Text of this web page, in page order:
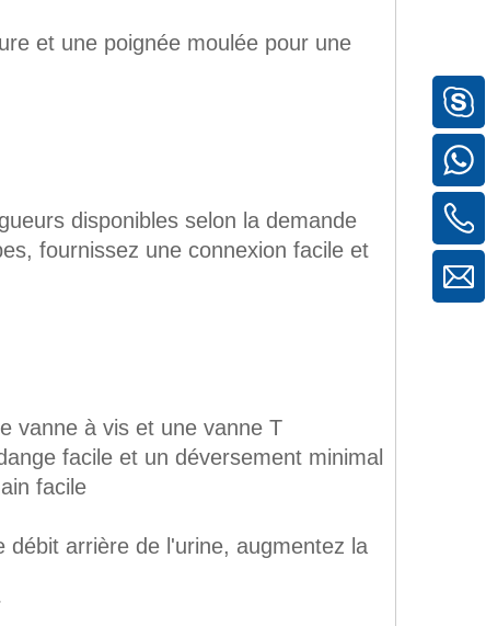
et une poignée moulée pour une
disponibles selon la demande
une connexion facile et
à vis et une vanne T
et un déversement minimal
facile
arrière de l'urine, augmentez la